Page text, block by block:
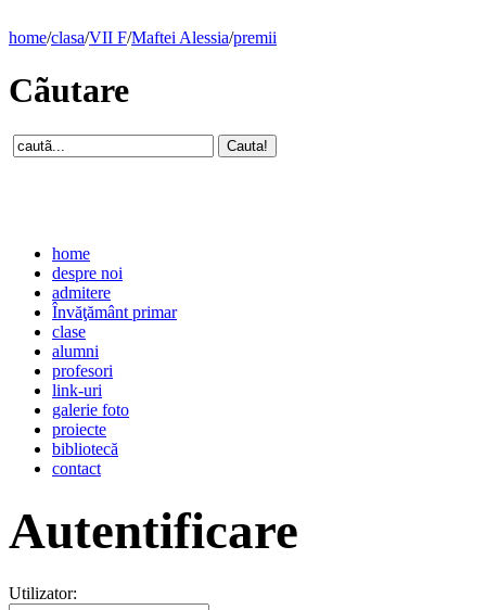
home/clasa/VII F/Maftei Alessia/premii
Cãutare
home
despre noi
admitere
Învăţământ primar
clase
alumni
profesori
link-uri
galerie foto
proiecte
bibliotecă
contact
Autentificare
Utilizator: